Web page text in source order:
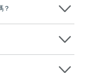
設有八大分院，香港亦設
時預約免費咨詢，讓人十
？